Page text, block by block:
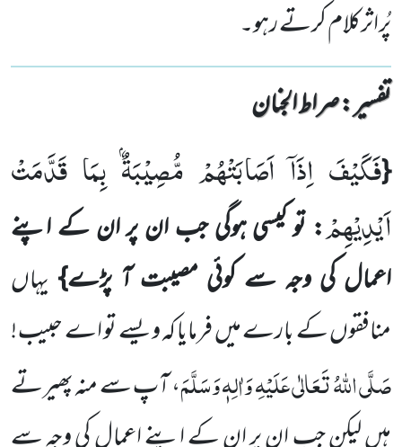
پُراثرکلام کرتے رہو۔
تفسیر : ‎صراط الجنان
{فَكَیْفَ اِذَاۤ اَصَابَتْهُمْ مُّصِیْبَةٌۢ بِمَا قَدَّمَتْ
اَیْدِیْهِمْ: تو کیسی ہوگی جب ان پر ان کے اپنے
اعمال کی وجہ سے کوئیمصیبتآ پڑے} یہاں
منافقوں کے بارے میں فرمایا کہ ویسے تو اے حبیب !
صَلَّی اللہُ تَعَالٰی عَلَیْہِ وَاٰلِہٖ وَسَلَّمَ، آپ سےمنہ پھیرتے